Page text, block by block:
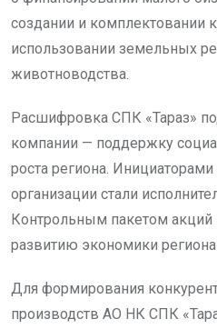
создании и комплектовании
использовании земельных
животноводства.
Расшифровка СПК «Тараз»
компании — поддержку
роста региона. Инициаторами
организации стали
Контрольным пакетом акций
развитию экономики региона
Для формирования
производств АО НК СПК